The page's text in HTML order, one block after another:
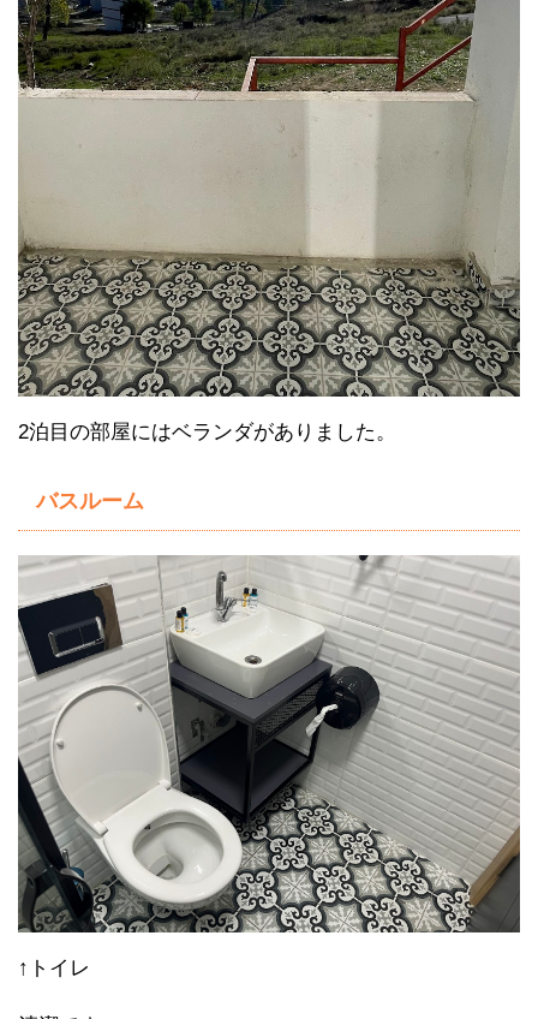
2泊目の部屋にはベランダがありました。
バスルーム
↑トイレ